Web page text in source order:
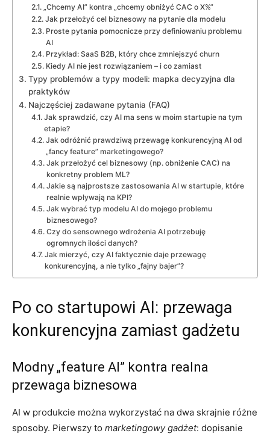
„Chcemy AI” kontra „chcemy obniżyć CAC o X%”
Jak przełożyć cel biznesowy na pytanie dla modelu
Proste pytania pomocnicze przy definiowaniu problemu
AI
Przykład: SaaS B2B, który chce zmniejszyć churn
Kiedy AI nie jest rozwiązaniem – i co zamiast
Typy problemów a typy modeli: mapka decyzyjna dla
praktyków
Najczęściej zadawane pytania (FAQ)
Jak sprawdzić, czy AI ma sens w moim startupie na tym
etapie?
Jak odróżnić prawdziwą przewagę konkurencyjną AI od
„fancy feature” marketingowego?
Jak przełożyć cel biznesowy (np. obniżenie CAC) na
konkretny problem ML?
Jakie są najprostsze zastosowania AI w startupie, które
realnie wpływają na KPI?
Jak wybrać typ modelu AI do mojego problemu
biznesowego?
Czy do sensownego wdrożenia AI potrzebuję
ogromnych ilości danych?
Jak mierzyć, czy AI faktycznie daje przewagę
konkurencyjną, a nie tylko „fajny bajer”?
Po co startupowi AI: przewaga
konkurencyjna zamiast gadżetu
Modny „feature AI” kontra realna
przewaga biznesowa
AI w produkcie można wykorzystać na dwa skrajnie różne
sposoby. Pierwszy to marketingowy gadżet: dopisanie